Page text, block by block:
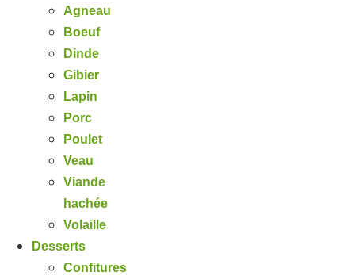
Agneau
Boeuf
Dinde
Gibier
Lapin
Porc
Poulet
Veau
Viande
hachée
Volaille
Desserts
Confitures